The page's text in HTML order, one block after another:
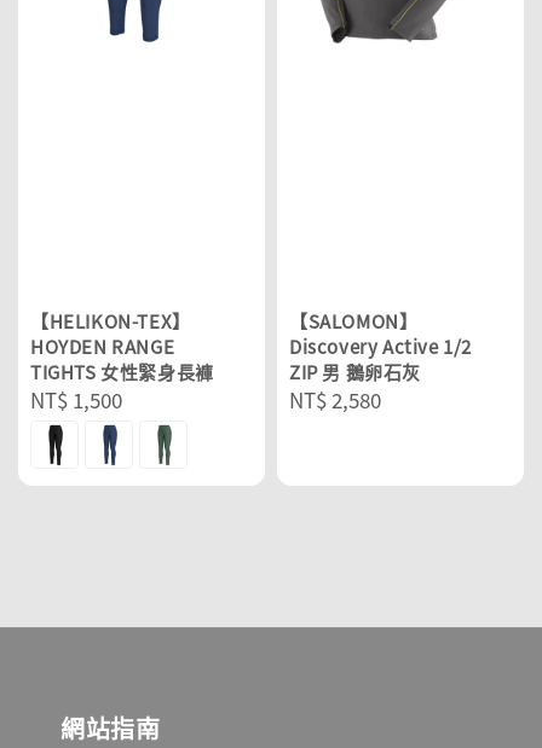
【HELIKON-TEX】
HOYDEN RANGE
TIGHTS 女性緊身長褲
Regular
price
NT$ 1,500
【SALOMON】
Discovery Active 1/2
ZIP 男 鵝卵石灰
Regular
NT$ 2,580
網站指南